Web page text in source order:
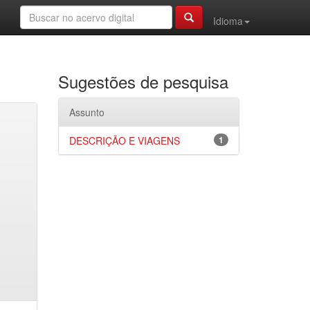
Idioma
Sugestões de pesquisa
Assunto
1
DESCRIÇÃO E VIAGENS